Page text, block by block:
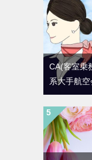
CA(客室乗
系大手航